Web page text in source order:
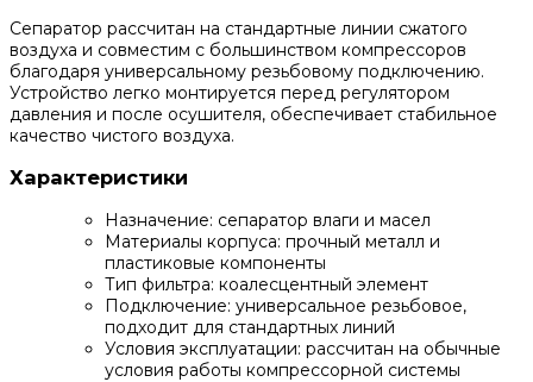
Сепаратор рассчитан на стандартные линии сжатого
воздуха и совместим с большинством компрессоров
благодаря универсальному резьбовому подключению.
Устройство легко монтируется перед регулятором
давления и после осушителя, обеспечивает стабильное
качество чистого воздуха.
Характеристики
Назначение: сепаратор влаги и масел
Материалы корпуса: прочный металл и
пластиковые компоненты
Тип фильтра: коалесцентный элемент
Подключение: универсальное резьбовое,
подходит для стандартных линий
Условия эксплуатации: рассчитан на обычные
условия работы компрессорной системы